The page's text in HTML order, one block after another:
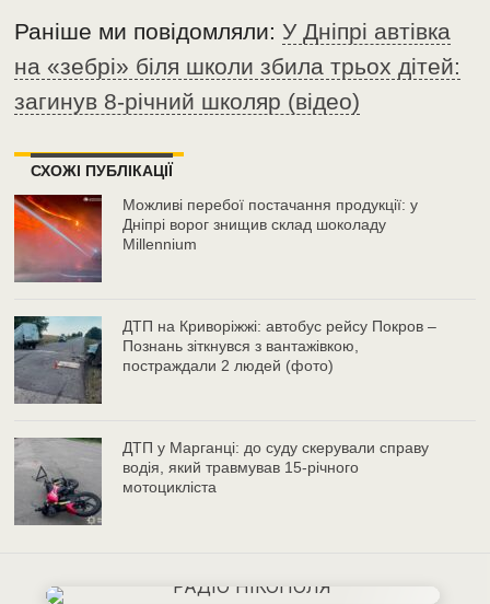
Раніше ми повідомляли:У Дніпрі автівка
на «зебрі» біля школи збила трьох дітей:
загинув 8-річний школяр (відео)
СХОЖІ ПУБЛІКАЦІЇ
Можливі перебої постачання продукції: у
Дніпрі ворог знищив склад шоколаду
Millennium
ДТП на Криворіжжі: автобус рейсу Покров –
Познань зіткнувся з вантажівкою,
постраждали 2 людей (фото)
ДТП у Марганці: до суду скерували справу
водія, який травмував 15-річного
мотоцикліста